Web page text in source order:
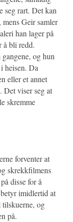
seg rart. Det kan
Geir samler
han lager på
å bli redd.
og hun
heisen. Da
eller et annet
Det viser seg at
skremme
forventer at
skrekkfilmens
disse for å
imidlertid at
tilskuerne, og
på.